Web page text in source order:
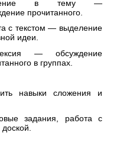
в тему —
прочитанного.
с текстом — выделение
идеи.
— обсуждение
в группах.
навыки сложения и
задания, работа с